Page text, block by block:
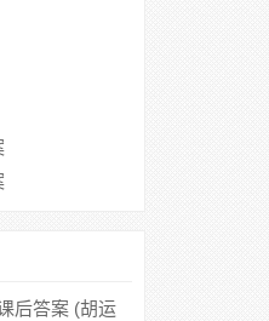
后答案 (胡运